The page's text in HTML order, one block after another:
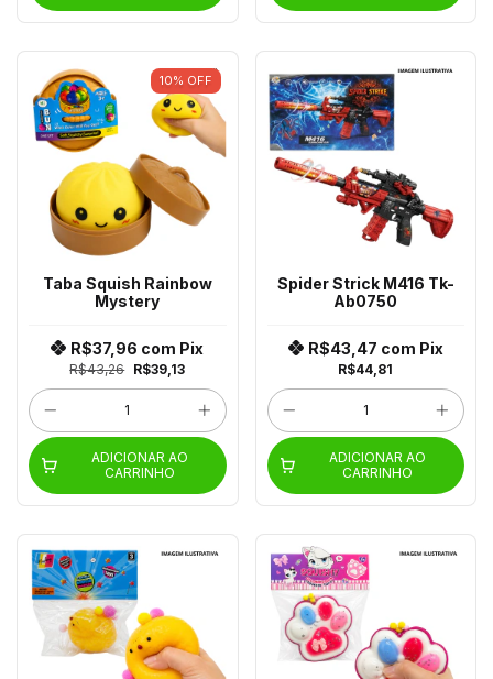
10% OFF
Taba Squish Rainbow
Mystery
R$43,26 R$39,13
R$37,96 com Pix
ADICIONAR AO
CARRINHO
Spider Strick M416 Tk-
Ab0750
R$44,81
R$43,47 com Pix
ADICIONAR AO
CARRINHO